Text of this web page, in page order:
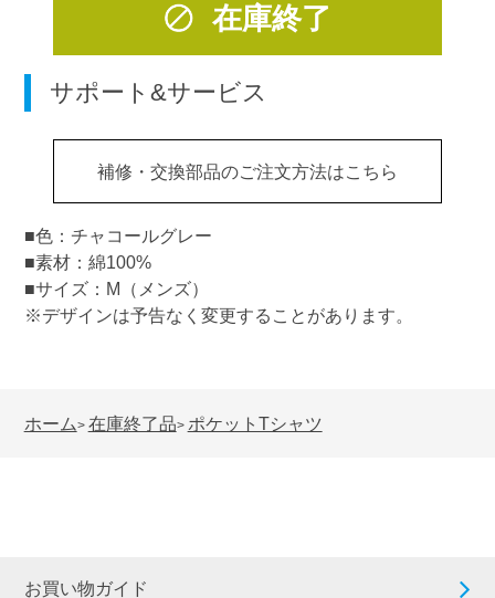
在庫終了
サポート&サービス
補修・交換部品のご注文方法はこちら
■色：チャコールグレー
■素材：綿100%
■サイズ：M（メンズ）
※デザインは予告なく変更することがあります。
ホーム> 在庫終了品> ポケットTシャツ
お買い物ガイド